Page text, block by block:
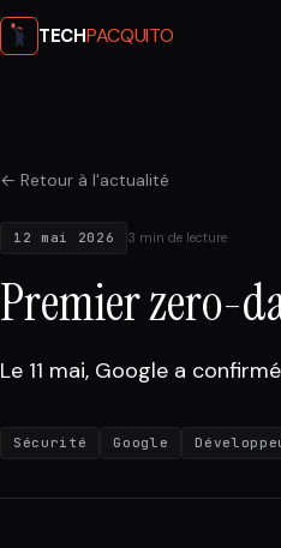
TECHPACQUITO
← Retour à l'actualité
12 mai 2026 3 min de lecture
Premier zero-
Le 11 mai, Google a
Sécurité Google